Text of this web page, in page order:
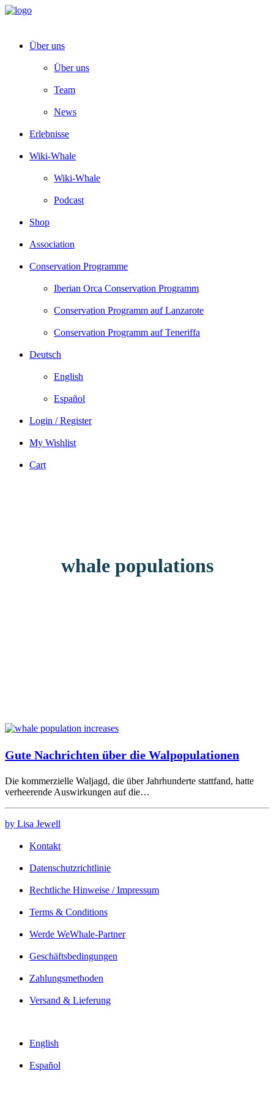
Über uns
Über uns
Team
News
Erlebnisse
Wiki-Whale
Wiki-Whale
Podcast
Shop
Association
Conservation Programme
Iberian Orca Conservation Programm
Conservation Programm auf Lanzarote
Conservation Programm auf Teneriffa
Deutsch
English
Español
Login / Register
My Wishlist
Cart
whale populations
Gute Nachrichten über die Walpopulationen
Die kommerzielle Waljagd, die über Jahrhunderte stattfand, hatte
verheerende Auswirkungen auf die…
by Lisa Jewell
Kontakt
Datenschutzrichtlinie
Rechtliche Hinweise / Impressum
Terms & Conditions
Werde WeWhale-Partner
Geschäftsbedingungen
Zahlungsmethoden
Versand & Lieferung
English
Español